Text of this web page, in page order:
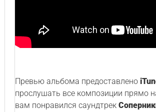
Превью альбома предоставлено
прослушать все композиции прямо
вам понравился саундтрек